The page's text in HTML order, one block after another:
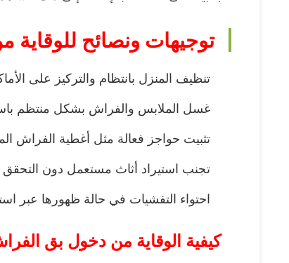
توجيهات ونصائح
تنظيف المنزل بانتظام والتركيز على
غسل الملابس والفراش بشكل منتظم
تثبيت حواجز فعالة مثل أغطية الفراش
تجنب استيراد أثاث مستعمل دون
احتواء التفشيات في حالة ظهورها عبر
كيفية الوقاية من دخول بق